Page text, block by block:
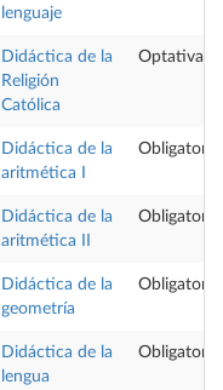
lenguaje
Didáctica de la
Religión
Católica
Optativa
Didáctica de la
aritmética I
Obligatoria
Didáctica de la
aritmética II
Obligatoria
Didáctica de la
geometría
Obligatoria
Didáctica de la
lengua
Obligatoria